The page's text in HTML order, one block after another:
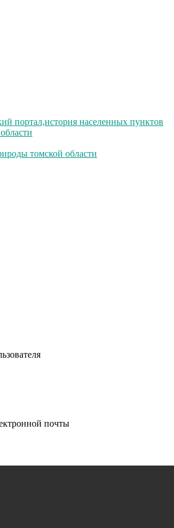
портал,история населенных пунктов
томской области
почты